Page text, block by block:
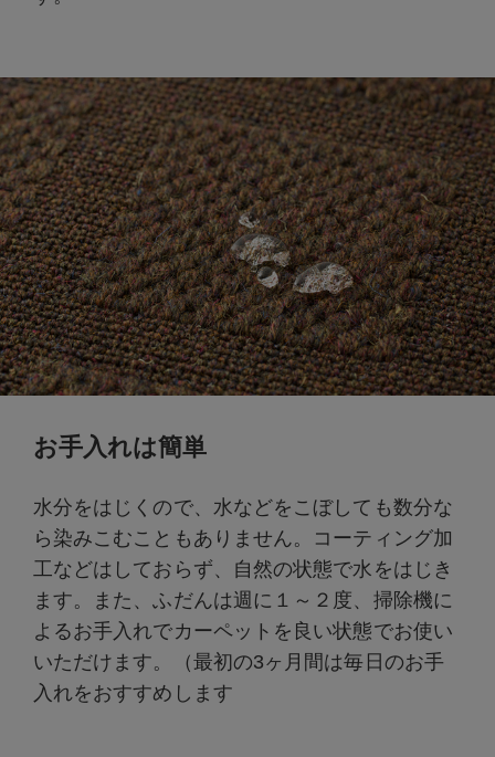
お手入れは簡単
水分をはじくので、水などをこぼしても数分な
ら染みこむこともありません。コーティング加
工などはしておらず、自然の状態で水をはじき
ます。また、ふだんは週に１～２度、掃除機に
よるお手入れでカーペットを良い状態でお使い
いただけます。（最初の3ヶ月間は毎日のお手
入れをおすすめします